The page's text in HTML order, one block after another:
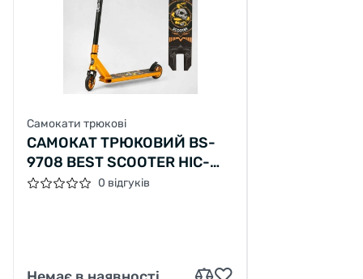
Самокати трюкові
САМОКАТ ТРЮКОВИЙ BS-
9708 BEST SCOOTER HIC-
СИСТЕМА, АЛЮМІНІЙ,
0 відгуків